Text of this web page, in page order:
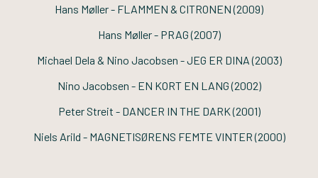
Hans Møller - FLAMMEN & CITRONEN(2009)
Hans Møller - PRAG(2007)
Michael Dela & Nino Jacobsen -JEG ER DINA(2003)
Nino Jacobsen - EN KORT EN LANG(2002)
Peter Streit - DANCER IN THE DARK(2001)
Niels Arild - MAGNETISØRENS FEMTE VINTER(2000)